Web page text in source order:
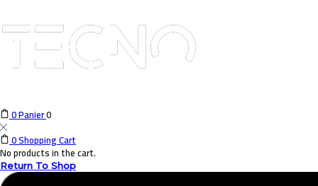
0Panier0
0Shopping Cart
No products in the cart.
Return To Shop